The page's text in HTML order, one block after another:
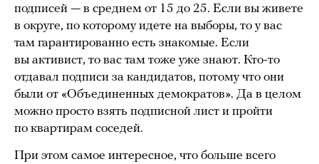
подписей — в среднем от 15 до 25. Если вы живете
в округе, по которому идете на выборы, то у вас
там гарантированно есть знакомые. Если
вы активист, то вас там тоже уже знают. Кто-то
отдавал подписи за кандидатов, потому что они
были от «Объединенных демократов». Да в целом
можно просто взять подписной лист и пройти
по квартирам соседей.
При этом самое интересное, что больше всего